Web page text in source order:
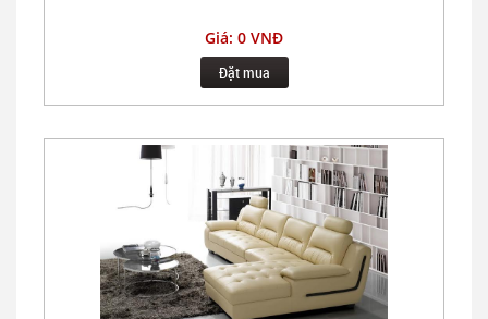
Giá: 0 VNĐ
Đặt mua